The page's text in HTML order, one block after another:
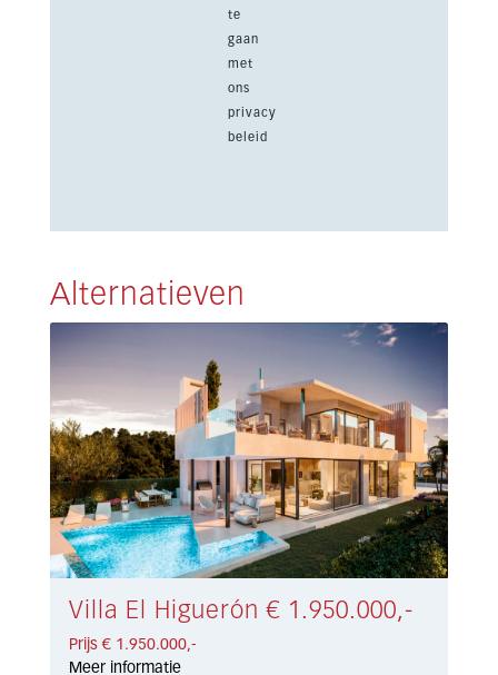
te
gaan
met
ons
privacy
beleid
Alternatieven
Villa El Higuerón € 1.950.000,-
Prijs € 1.950.000,-
Meer informatie